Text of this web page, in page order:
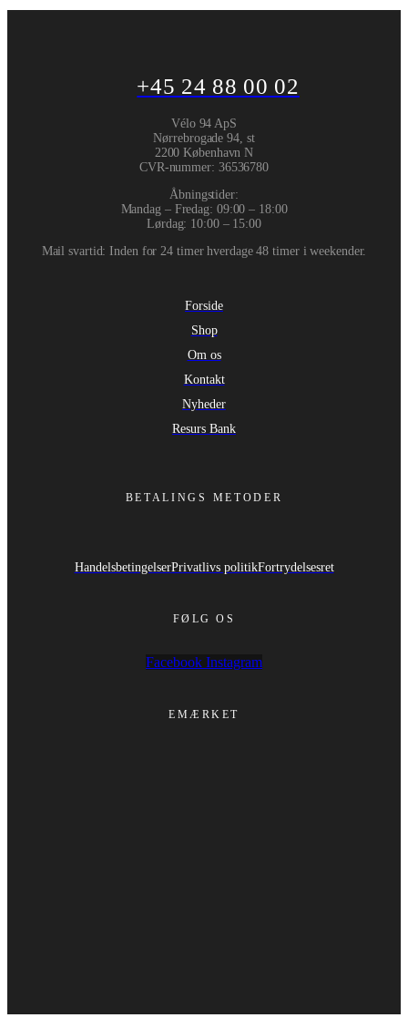
+45 24 88 00 02
Vélo 94 ApS
Nørrebrogade 94, st
2200 København N
CVR-nummer: 36536780
Åbningstider:
Mandag – Fredag: 09:00 – 18:00
Lørdag: 10:00 – 15:00
Mail svartid: Inden for 24 timer hverdage 48 timer i weekender.
Forside
Shop
Om os
Kontakt
Nyheder
Resurs Bank
BETALINGS METODER
HandelsbetingelserPrivatlivs politikFortrydelsesret
FØLG OS
Facebook Instagram
EMÆRKET